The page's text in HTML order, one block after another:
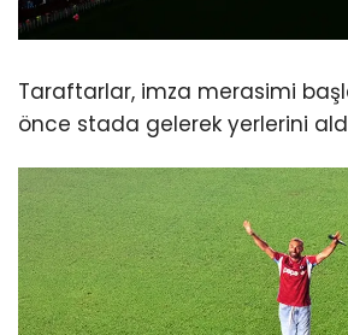
Taraftarlar, imza merasimi
önce stada gelerek yerlerini